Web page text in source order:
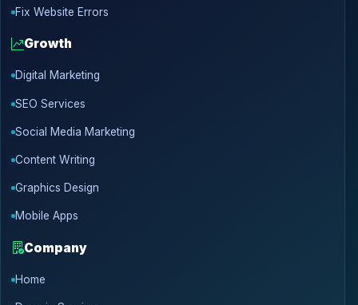
Fix Website Errors
Growth
Digital Marketing
SEO Services
Social Media Marketing
Content Writing
Graphics Design
Mobile Apps
Company
Home